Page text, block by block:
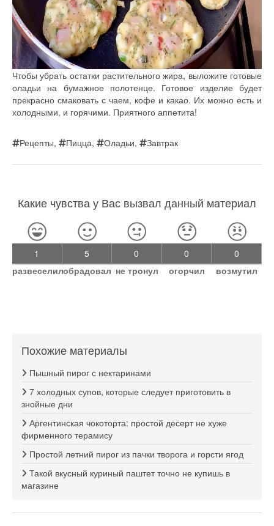
Чтобы убрать остатки растительного жира, выложите готовые
оладьи на бумажное полотенце. Готовое изделие будет
прекрасно смаковать с чаем, кофе и какао. Их можно есть и
холодными, и горячими. Приятного аппетита!
Рецепты, Пицца, Оладьи, Завтрак
Какие чувства у Вас вызвал данный материал
1
развеселил
5
обрадовал
0
не тронул
0
огорчил
0
возмутил
Похожие материалы
Пышный пирог с нектаринами
7 холодных супов, которые следует приготовить в
знойные дни
Аргентинская чокоторта: простой десерт не хуже
фирменного терамису
Простой летний пирог из пачки творога и горсти ягод
Такой вкусный куриный паштет точно не купишь в
магазине